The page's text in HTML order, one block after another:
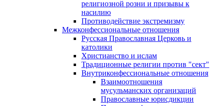
религиозной розни и призывы к
насилию
Противодействие экстремизму
Межконфессиональные отношения
Русская Православная Церковь и
католики
Христианство и ислам
Традиционные религии против "сект"
Внутриконфессиональные отношения
Взаимоотношения
мусульманских организаций
Православные юрисдикции